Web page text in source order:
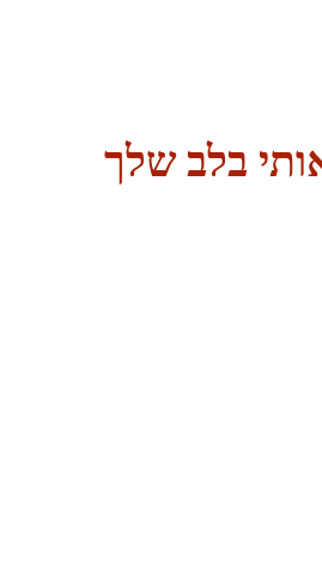
בלב שלך